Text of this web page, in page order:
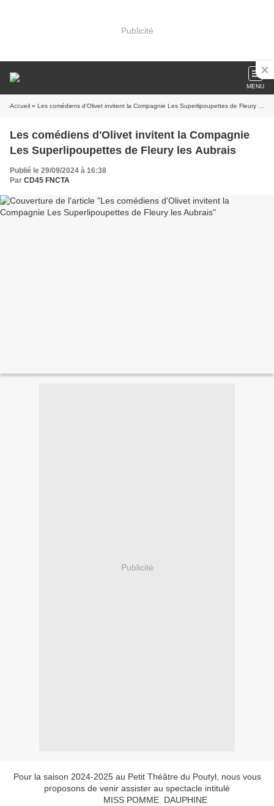
Publicité
MENU
Accueil » Les comédiens d'Olivet invitent la Compagnie Les Superlipoupettes de Fleury les Aubrais
Les comédiens d'Olivet invitent la Compagnie
Les Superlipoupettes de Fleury les Aubrais
Publié le 29/09/2024 à 16:38
Par CD45 FNCTA
Publicité
Pour la saison 2024-2025 au Petit Théâtre du Poutyl, nous vous
proposons de venir assister au spectacle intitulé
MISS POMME DAUPHINE